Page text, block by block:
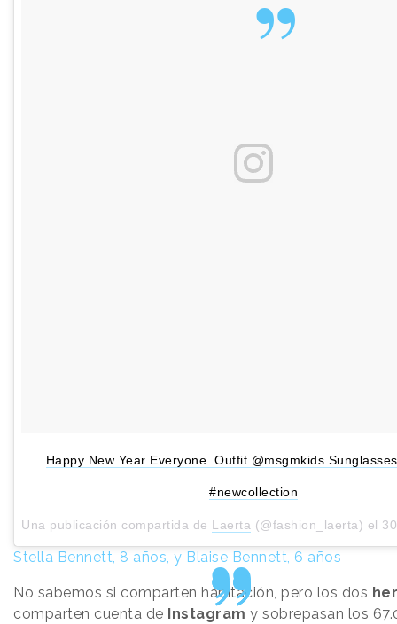
Happy New Year Everyone Outfit @msgmkids
#newcollection
Una publicación compartida de Laerta (@fashion_laerta) el 30
Stella Bennett, 8 años, y Blaise Bennett, 6 años
No sabemos si comparten habitación, pero los dos
comparten cuenta de Instagram y sobrepasan los